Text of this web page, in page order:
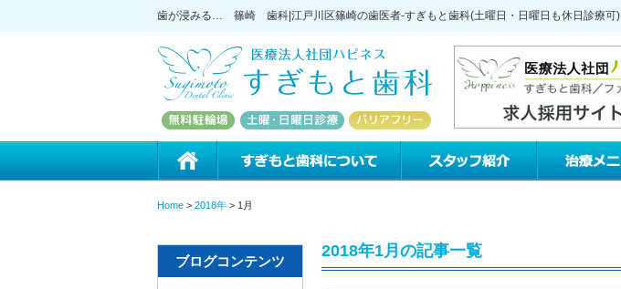
歯が浸みる… 篠崎 歯科|江戸川区篠崎の歯医者-すぎもと歯科(土曜日・日曜日も休日診療可)
Home > 2018年 > 1月
ブログコンテンツ
2018年1月の記事一覧